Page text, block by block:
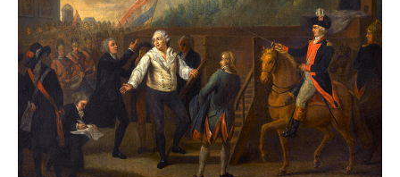
réaménagement complet de son appartement, la disparition
de l’escalier des Ambassadeurs ou encore la construction du
grand théâtre (l’Opéra royal ) voulu par Louis XIV. C’est là
aussi qu’il subit l’attentat de Damiens sur sa personne en
1757 où même que
Mozart
se produit alors qu’il est encore un
enfant prodige. Ressentant les premiers symptômes de la
petite vérole àTrianon, Louis XV est transporté
immédiatement à Versailles où il meurt finalement le 10 mai